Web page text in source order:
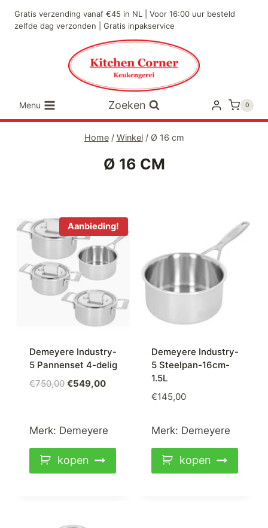
naar
Gratis verzending vanaf €45 in NL | Voor 16:00 uur besteld
zelfde dag verzonden | Gratis inpakservice
Menu Zoeken 0
Home / Winkel / Ø 16 cm
Ø 16 CM
Aanbieding!
Demeyere Industry-
5 Pannenset 4-delig
€750,00 Oorspronkelijke
€750,00.
€549,00Huidige
€549,00.
Merk: Demeyere
kopen
Demeyere Industry-
5 Steelpan-16cm-
1.5L
€145,00
Merk: Demeyere
kopen